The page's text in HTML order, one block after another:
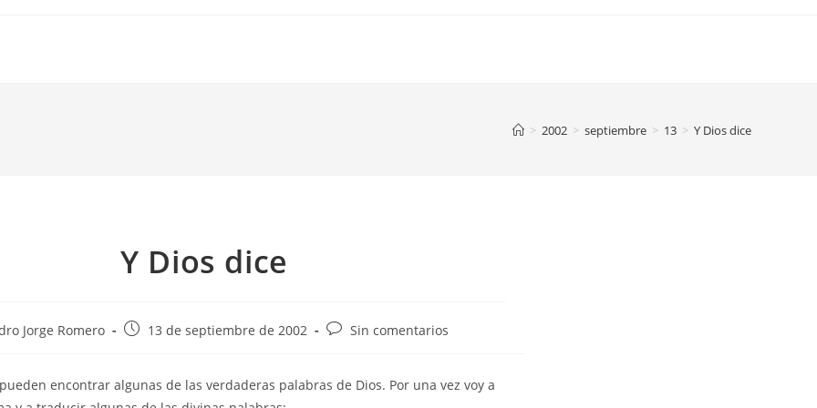
> 2002 > septiembre > 13 > Y Dios dice
Y Dios dice
Jorge Romero
Publicación
entrada:
13 de septiembre de 2002
Comentarios
entrada:
Sin comentarios
encontrar algunas de las verdaderas palabras de Dios. Por una vez voy a